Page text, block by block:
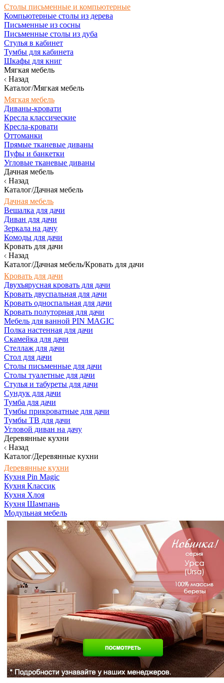
Столы письменные и компьютерные
Компьютерные столы из дерева
Письменные из сосны
Письменные столы из дуба
Стулья в кабинет
Тумбы для кабинета
Шкафы для книг
Мягкая мебель
Назад
Каталог/Мягкая мебель
Мягкая мебель
Диваны-кровати
Кресла классические
Кресла-кровати
Оттоманки
Прямые тканевые диваны
Пуфы и банкетки
Угловые тканевые диваны
Дачная мебель
Назад
Каталог/Дачная мебель
Дачная мебель
Вешалка для дачи
Диван для дачи
Зеркала на дачу
Комоды для дачи
Кровать для дачи
Назад
Каталог/Дачная мебель/Кровать для дачи
Кровать для дачи
Двухъярусная кровать для дачи
Кровать двуспальная для дачи
Кровать односпальная для дачи
Кровать полуторная для дачи
Мебель для ванной PIN MAGIC
Полка настенная для дачи
Скамейка для дачи
Стеллаж для дачи
Стол для дачи
Столы письменные для дачи
Столы туалетные для дачи
Стулья и табуреты для дачи
Сундук для дачи
Тумба для дачи
Тумбы прикроватные для дачи
Тумбы ТВ для дачи
Угловой диван на дачу
Деревянные кухни
Назад
Каталог/Деревянные кухни
Деревянные кухни
Кухня Pin Magic
Кухня Классик
Кухня Хлоя
Кухня Шампань
Модульная мебель